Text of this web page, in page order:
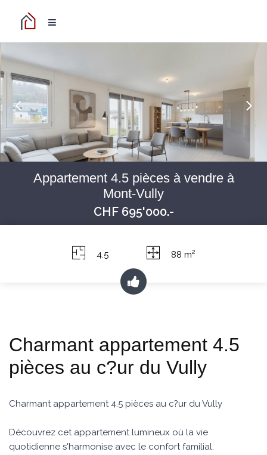
Appartement 4.5 pièces à vendre à
Mont-Vully
CHF 695'000.-
4.5 88 m2
Charmant appartement 4.5
pièces au c?ur du Vully
Charmant appartement 4.5 pièces au c?ur du Vully
Découvrez cet appartement lumineux où la vie
quotidienne s'harmonise avec le confort familial.